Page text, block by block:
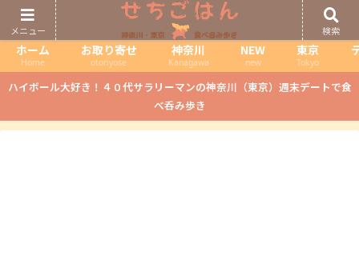
ホーム
Home
お取り寄せ
otoriyose
神奈川
Kanagawa
NEW
new
東京
Tokyo
ハイボール大好き！４０代サラリーマンの神奈川（東京）週末デートで食
べ呑み歩き
メニュー 検索